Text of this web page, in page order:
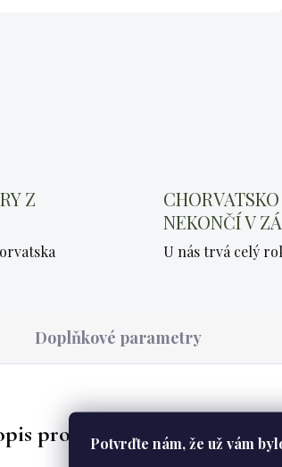
Potvrďte nám​​, že už vám
Z
CHORVATSKO
NEKONČÍ V
U nás trvá celý
Doplňkové parametry
produktu